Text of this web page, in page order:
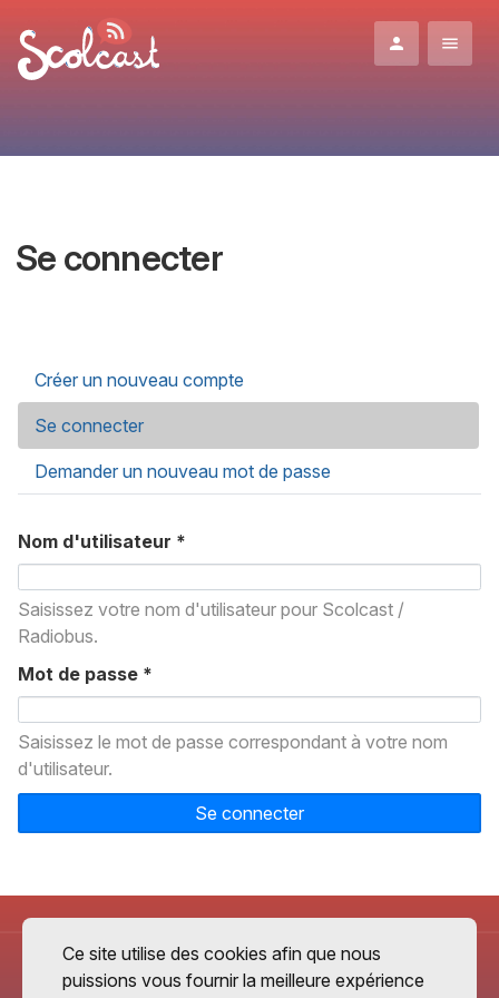
Se connecter
Onglets principaux
Créer un nouveau compte
Se connecter
Demander un nouveau mot de passe
Nom d'utilisateur *
Saisissez votre nom d'utilisateur pour Scolcast /
Radiobus.
Mot de passe *
Saisissez le mot de passe correspondant à votre nom
d'utilisateur.
Se connecter
Ce site utilise des cookies afin que nous
puissions vous fournir la meilleure expérience